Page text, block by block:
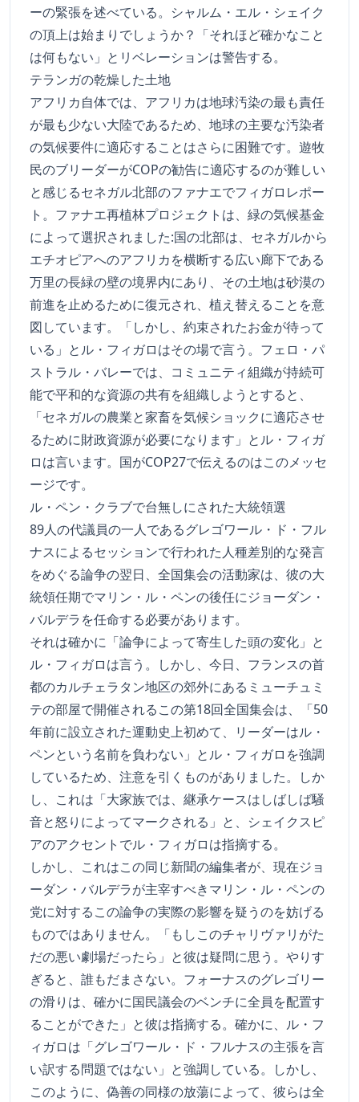
ーの緊張を述べている。シャルム・エル・シェイク
の頂上は始まりでしょうか？「それほど確かなこと
は何もない」とリベレーションは警告する。
テランガの乾燥した土地
アフリカ自体では、アフリカは地球汚染の最も責任
が最も少ない大陸であるため、地球の主要な汚染者
の気候要件に適応することはさらに困難です。遊牧
民のブリーダーがCOPの勧告に適応するのが難しい
と感じるセネガル北部のファナエでフィガロレポー
ト。ファナエ再植林プロジェクトは、緑の気候基金
によって選択されました:国の北部は、セネガルから
エチオピアへのアフリカを横断する広い廊下である
万里の長緑の壁の境界内にあり、その土地は砂漠の
前進を止めるために復元され、植え替えることを意
図しています。「しかし、約束されたお金が待って
いる」とル・フィガロはその場で言う。フェロ・パ
ストラル・バレーでは、コミュニティ組織が持続可
能で平和的な資源の共有を組織しようとすると、
「セネガルの農業と家畜を気候ショックに適応させ
るために財政資源が必要になります」とル・フィガ
ロは言います。国がCOP27で伝えるのはこのメッセ
ージです。
ル・ペン・クラブで台無しにされた大統領選
89人の代議員の一人であるグレゴワール・ド・フル
ナスによるセッションで行われた人種差別的な発言
をめぐる論争の翌日、全国集会の活動家は、彼の大
統領任期でマリン・ル・ペンの後任にジョーダン・
バルデラを任命する必要があります。
それは確かに「論争によって寄生した頭の変化」と
ル・フィガロは言う。しかし、今日、フランスの首
都のカルチェラタン地区の郊外にあるミューチュミ
テの部屋で開催されるこの第18回全国集会は、「50
年前に設立された運動史上初めて、リーダーはル・
ペンという名前を負わない」とル・フィガロを強調
しているため、注意を引くものがありました。しか
し、これは「大家族では、継承ケースはしばしば騒
音と怒りによってマークされる」と、シェイクスピ
アのアクセントでル・フィガロは指摘する。
しかし、これはこの同じ新聞の編集者が、現在ジョ
ーダン・バルデラが主宰すべきマリン・ル・ペンの
党に対するこの論争の実際の影響を疑うのを妨げる
ものではありません。「もしこのチャリヴァリがた
だの悪い劇場だったら」と彼は疑問に思う。やりす
ぎると、誰もだまさない。フォーナスのグレゴリー
の滑りは、確かに国民議会のベンチに全員を配置す
ることができた」と彼は指摘する。確かに、ル・フ
ィガロは「グレゴワール・ド・フルナスの主張を言
い訳する問題ではない」と強調している。しかし、
このように、偽善の同様の放蕩によって、彼らは全